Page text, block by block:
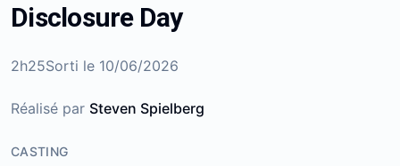
Disclosure Day
2h25Sorti le 10/06/2026
Réalisé par Steven Spielberg
CASTING